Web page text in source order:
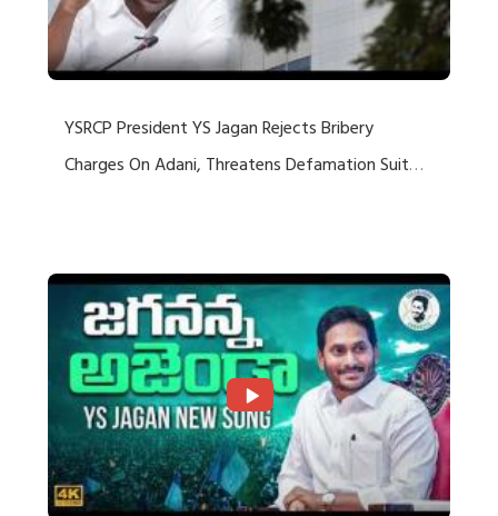
YSRCP President YS Jagan Rejects Bribery
Charges On Adani, Threatens Defamation Suit